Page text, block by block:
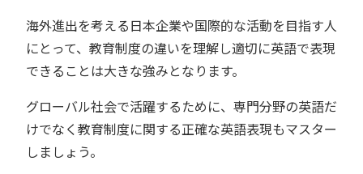
海外進出を考える日本企業や国際的な活動を目指す人
にとって、教育制度の違いを理解し適切に英語で表現
できることは大きな強みとなります。
グローバル社会で活躍するために、専門分野の英語だ
けでなく教育制度に関する正確な英語表現もマスター
しましょう。